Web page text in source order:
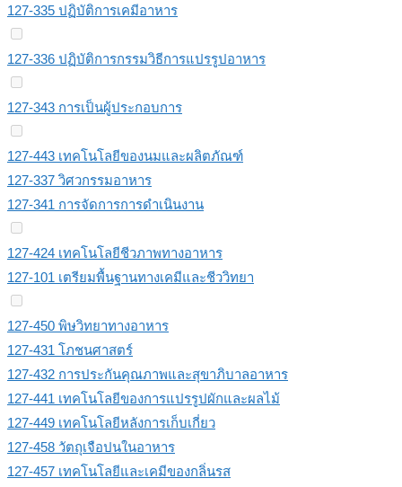
127-335 ปฏิบัติการเคมีอาหาร
127-336 ปฏิบัติการกรรมวิธีการแปรรูปอาหาร
127-343 การเป็นผู้ประกอบการ
127-443 เทคโนโลยีของนมและผลิตภัณฑ์
127-337 วิศวกรรมอาหาร
127-341 การจัดการการดําเนินงาน
127-424 เทคโนโลยีชีวภาพทางอาหาร
127-101 เตรียมพื้นฐานทางเคมีและชีววิทยา
127-450 พิษวิทยาทางอาหาร
127-431 โภชนศาสตร์
127-432 การประกันคุณภาพและสุขาภิบาลอาหาร
127-441 เทคโนโลยีของการแปรรูปผักและผลไม้
127-449 เทคโนโลยีหลังการเก็บเกี่ยว
127-458 วัตถุเจือปนในอาหาร
127-457 เทคโนโลยีและเคมีของกลิ่นรส